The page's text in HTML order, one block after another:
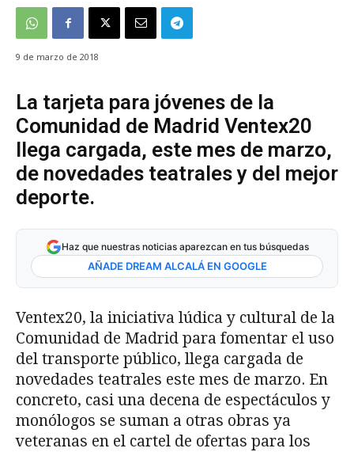
9 de marzo de 2018
La tarjeta para jóvenes de la
Comunidad de Madrid Ventex20
llega cargada, este mes de marzo,
de novedades teatrales y del mejor
deporte.
Haz que nuestras noticias aparezcan en tus búsquedas
AÑADE DREAM ALCALÁ EN GOOGLE
Ventex20, la iniciativa lúdica y cultural de la
Comunidad de Madrid para fomentar el uso
del transporte público, llega cargada de
novedades teatrales este mes de marzo. En
concreto, casi una decena de espectáculos y
monólogos se suman a otras obras ya
veteranas en el cartel de ofertas para los